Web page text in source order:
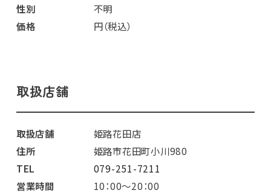
性別
不明
価格
円（税込）
取扱店舗
取扱店舗
姫路花田店
住所
姫路市花田町小川980
TEL
079-251-7211
営業時間
10：00～20：00